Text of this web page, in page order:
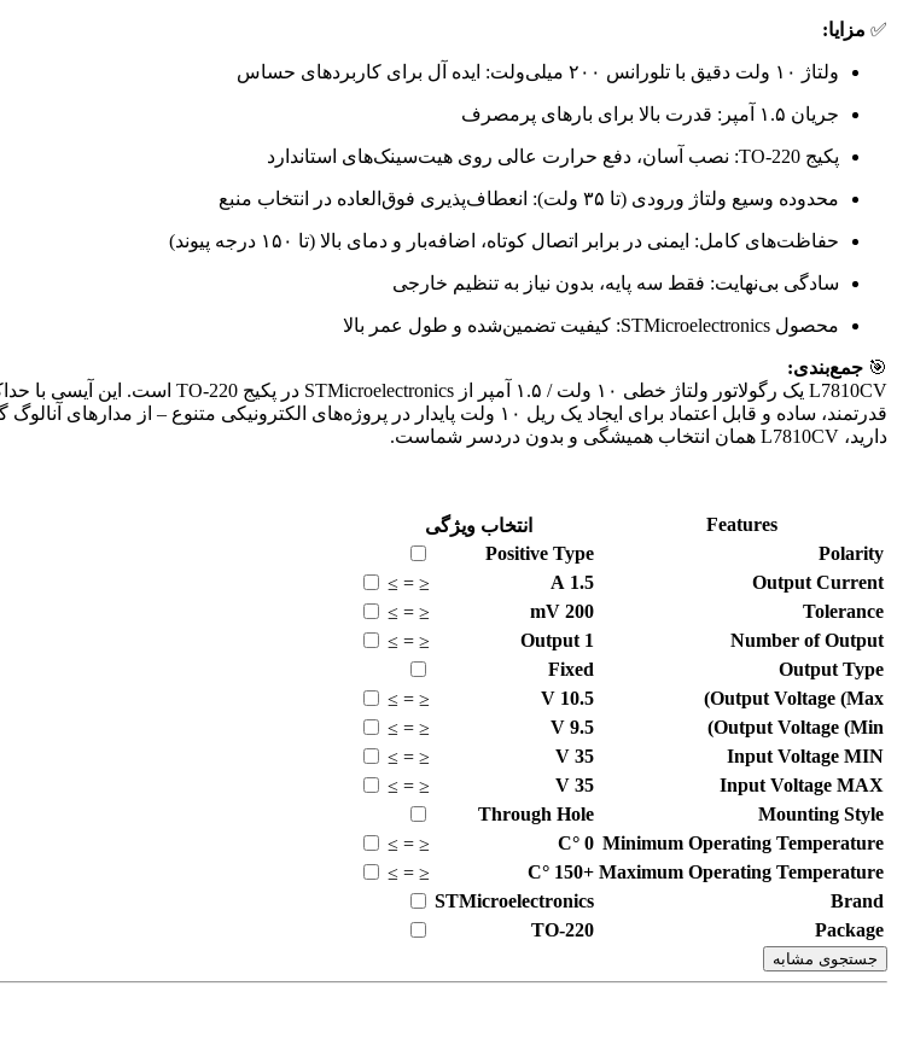
✅ مزایا:
ولتاژ ۱۰ ولت دقیق با تلورانس ۲۰۰ میلی‌ولت: ایده آل برای کاربردهای حساس
جریان ۱.۵ آمپر: قدرت بالا برای بارهای پرمصرف
پکیج TO-220: نصب آسان، دفع حرارت عالی روی هیت‌سینک‌های استاندارد
محدوده وسیع ولتاژ ورودی (تا ۳۵ ولت): انعطاف‌پذیری فوق‌العاده در انتخاب منبع
حفاظت‌های کامل: ایمنی در برابر اتصال کوتاه، اضافه‌بار و دمای بالا (تا ۱۵۰ درجه پیوند)
سادگی بی‌نهایت: فقط سه پایه، بدون نیاز به تنظیم خارجی
محصول STMicroelectronics: کیفیت تضمین‌شده و طول عمر بالا
🎯 جمع‌بندی:
دارید، L7810CV همان انتخاب همیشگی و بدون دردسر شماست.
Features
انتخاب ویژگی
Polarity
Positive Type
Output Current
1.5
A
≤
=
≥
Tolerance
200
mV
≤
=
≥
Number of Output
1
Output
≤
=
≥
Output Type
Fixed
Output Voltage (Max)
10.5
V
≤
=
≥
Output Voltage (Min)
9.5
V
≤
=
≥
Input Voltage MIN
35
V
≤
=
≥
Input Voltage MAX
35
V
≤
=
≥
Mounting Style
Through Hole
Minimum Operating Temperature
0
°C
≤
=
≥
Maximum Operating Temperature
+150
°C
≤
=
≥
Brand
STMicroelectronics
Package
TO-220
جستجوی مشابه